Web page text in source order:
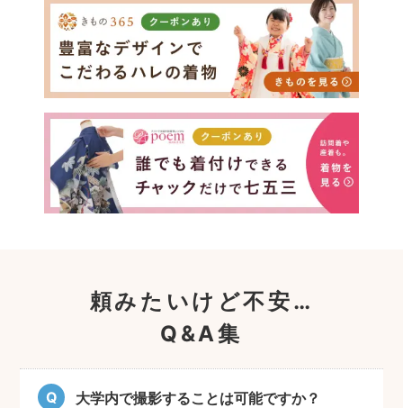
頼みたいけど不安…
Q&A集
大学内で撮影することは可能ですか？